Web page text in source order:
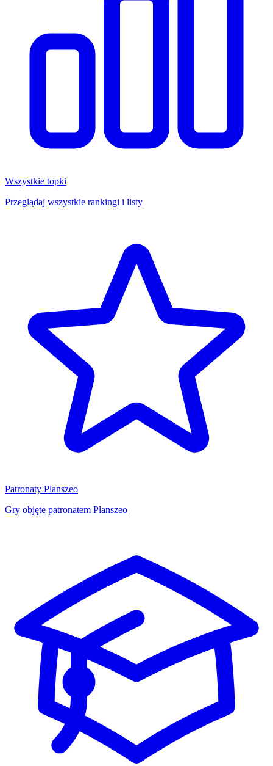
Wszystkie topki
Przeglądaj wszystkie rankingi i listy
Patronaty Planszeo
Gry objęte patronatem Planszeo